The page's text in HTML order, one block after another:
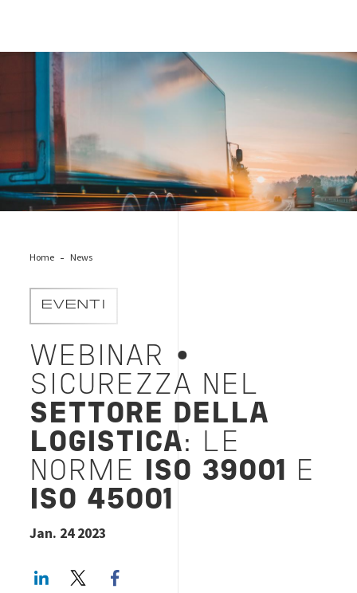
logistics-supply
Home News
EVENTI
WEBINAR •
SICUREZZA NEL
SETTORE DELLA
LOGISTICA: LE
NORME
ISO 39001
E
ISO 45001
Jan. 24 2023
LinkedInTwitter